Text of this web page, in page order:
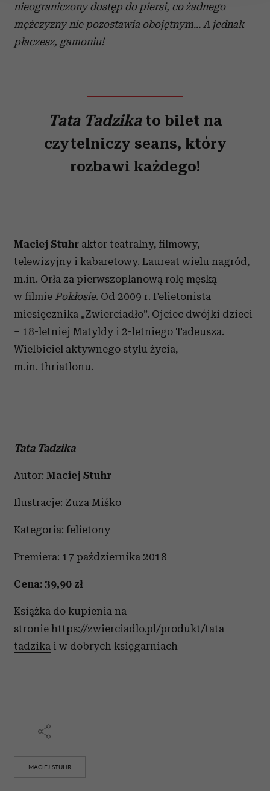
Wykorzystujemy pliki cookie do spersonalizowania treści
i reklam, aby oferować funkcje społecznościowe i
analizować ruch w naszej witrynie. Informacje o tym, jak
otrzymanymi od Ciebie lub uzyskanymi podczas
korzystania z ich usług.
nieograniczony dostęp do piersi, co żadnego
mężczyzny nie pozostawia obojętnym... A jednak
płaczesz, gamoniu!
Tata Tadzika to bilet na
czytelniczy seans, który
rozbawi każdego!
Maciej Stuhr aktor teatralny, filmowy,
telewizyjny i kabaretowy. Laureat wielu nagród,
m.in. Orła za pierwszoplanową rolę męską
w filmie Pokłosie. Od 2009 r. Felietonista
miesięcznika „Zwierciadło”. Ojciec dwójki dzieci
– 18-letniej Matyldy i 2-letniego Tadeusza.
Wielbiciel aktywnego stylu życia,
m.in. thriatlonu.
Tata Tadzika
Autor: Maciej Stuhr
Ilustracje: Zuza Miśko
Kategoria: felietony
Premiera: 17 października 2018
Cena: 39,90 zł
Książka do kupienia na
stronie https://zwierciadlo.pl/produkt/tata-
tadzika i w dobrych księgarniach
MACIEJ STUHR